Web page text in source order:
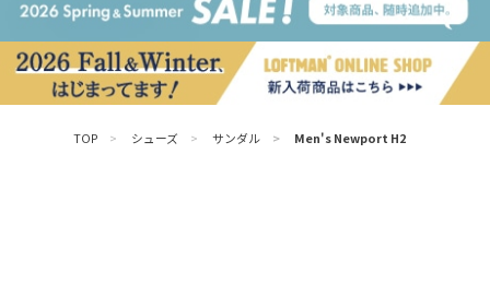
TOP > シューズ > サンダル > Men's Newport H2